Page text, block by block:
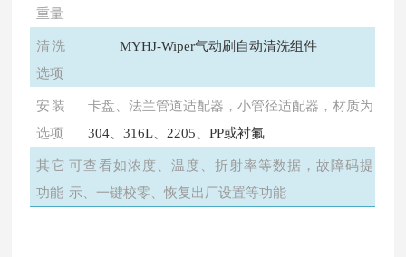
重量
清洗
选项
MYHJ-Wiper气动刷自动清洗组件
安装
选项
卡盘、法兰管道适配器，小管径适配器，材质为
304、316L、2205、PP或衬氟
其它
功能
可查看如浓度、温度、折射率等数据，故障码提
示、一键校零、恢复出厂设置等功能